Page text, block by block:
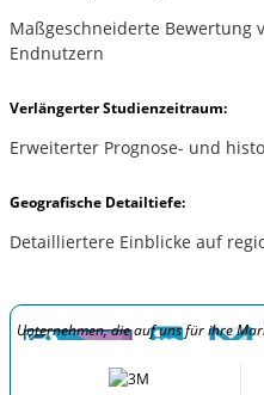
Maßgeschneiderte Bewertung
Endnutzern
Verlängerter Studienzeitraum:
Erweiterter Prognose- und
Geografische Detailtiefe:
Detailliertere Einblicke auf
Unternehmen, die auf uns für ihre